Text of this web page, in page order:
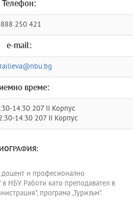
Телефон:
250 421
e-mail:
време:
14:30 207 II Корпус
14:30 207 II Корпус
н професионално
НБУ. Работи като преподавател в
програма „Туризъм”.